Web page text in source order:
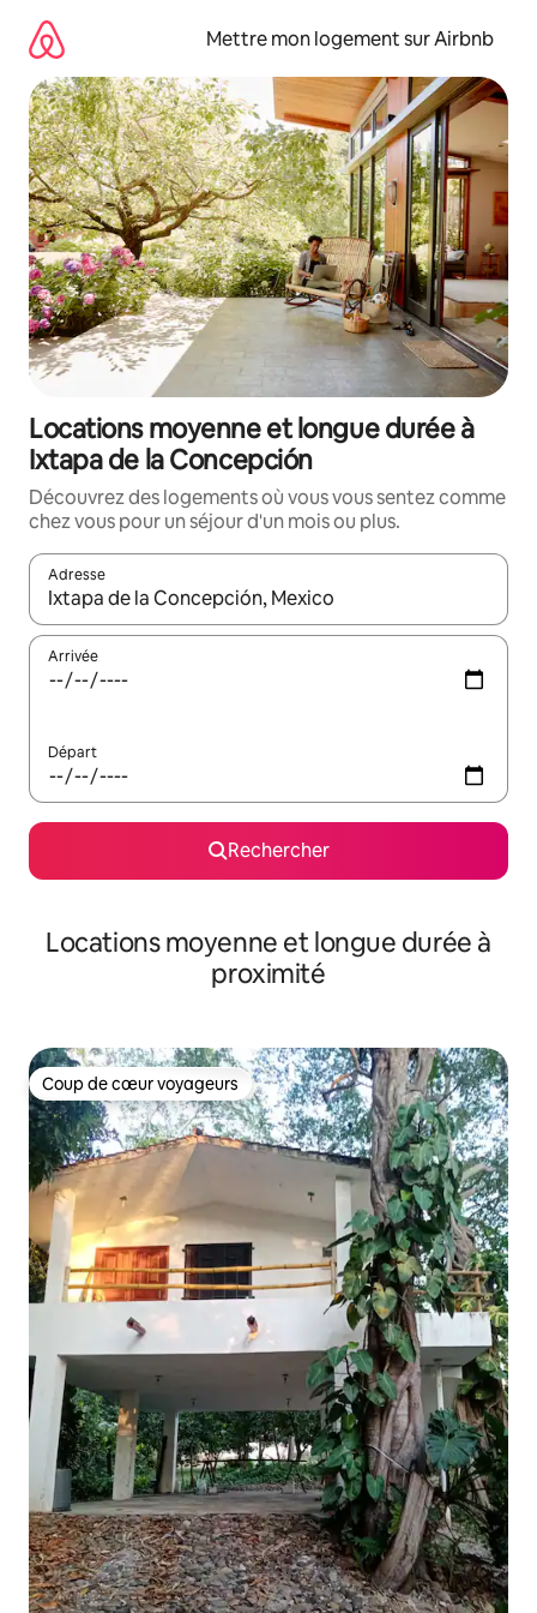
directement
contenu
Mettre mon logement sur Airbnb
Locations moyenne et longue durée à
Ixtapa de la Concepción
Découvrez des logements où vous vous sentez comme
chez vous pour un séjour d'un mois ou plus.
Adresse
Lorsque les résultats s'affichent, utilisez les flèches vers le
Arrivée
Départ
Rechercher
Locations moyenne et longue durée à
proximité
Coup de cœur voyageurs
Coup de cœur voyageurs